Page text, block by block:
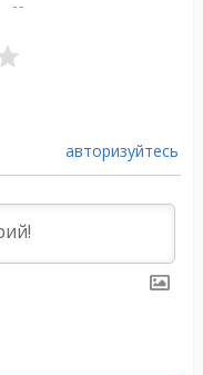
авторизуйтесь